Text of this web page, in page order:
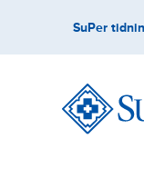
content
SuPer